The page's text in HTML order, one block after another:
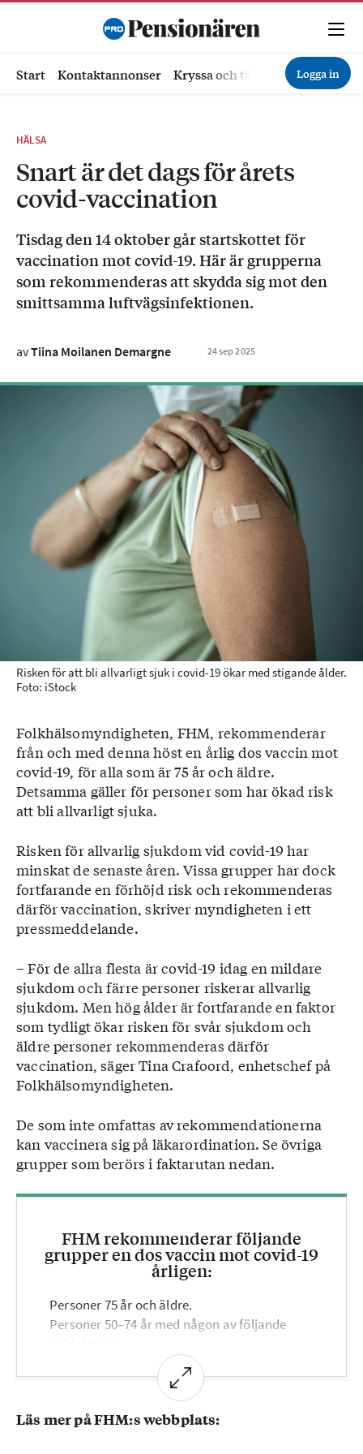
Start Kontaktannonser Kryssa och tävla Ekonomi
Logga in
HÄLSA
Snart är det dags för årets
covid-vaccination
Tisdag den 14 oktober går startskottet för
vaccination mot covid-19. Här är grupperna
som rekommenderas att skydda sig mot den
smittsamma luftvägsinfektionen.
avTiina Moilanen Demargne 24sep 2025
Risken för att bli allvarligt sjuk i covid-19 ökar med stigande ålder.
Foto: iStock
Folkhälsomyndigheten, FHM, rekommenderar
från och med denna höst en årlig dos vaccin mot
covid-19, för alla som är 75 år och äldre.
Detsamma gäller för personer som har ökad risk
att bli allvarligt sjuka.
Risken för allvarlig sjukdom vid covid-19 har
minskat de senaste åren. Vissa grupper har dock
fortfarande en förhöjd risk och rekommenderas
därför vaccination, skriver myndigheten i ett
pressmeddelande.
– För de allra flesta är covid-19 idag en mildare
sjukdom och färre personer riskerar allvarlig
sjukdom. Men hög ålder är fortfarande en faktor
som tydligt ökar risken för svår sjukdom och
äldre personer rekommenderas därför
vaccination, säger Tina Crafoord, enhetschef på
Folkhälsomyndigheten.
De som inte omfattas av rekommendationerna
kan vaccinera sig på läkarordination. Se övriga
grupper som berörs i faktarutan nedan.
FHM rekommenderar följande
grupper en dos vaccin mot covid-19
årligen:
Personer 75 år och äldre.
Personer 50–74 år med någon av följande
• hjärt-kärlsjukdom (högt blodtryck som enda
diagnos
• kronisk lungsjukdom, svår astma
Läs mer på FHM:s webbplats: